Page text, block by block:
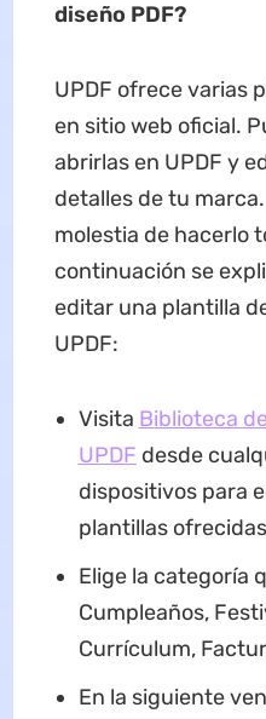
diseño PDF?
UPDF ofrece varias
en sitio web oficial.
abrirlas en UPDF y
detalles de tu
molestia de hacerlo
continuación se
editar una plantilla
UPDF:
Visita Biblioteca
UPDF desde
dispositivos para
plantillas
Elige la categoría
Cumpleaños,
Currículum,
En la siguiente